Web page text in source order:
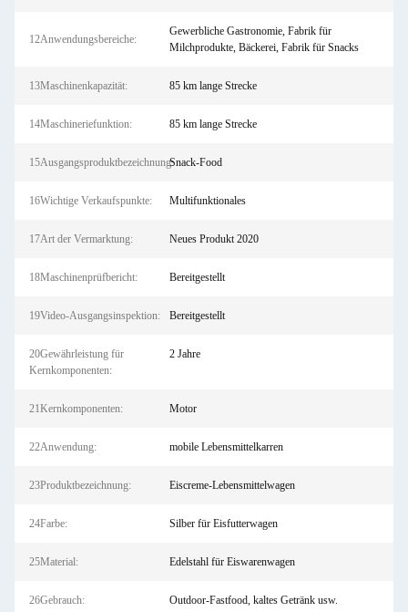
12Anwendungsbereiche:
Gewerbliche Gastronomie, Fabrik für
Milchprodukte, Bäckerei, Fabrik für Snacks
13Maschinenkapazität: 85 km lange Strecke
14Maschineriefunktion: 85 km lange Strecke
15Ausgangsproduktbezeichnung:Snack-Food
16Wichtige Verkaufspunkte: Multifunktionales
17Art der Vermarktung: Neues Produkt 2020
18Maschinenprüfbericht: Bereitgestellt
19Video-Ausgangsinspektion: Bereitgestellt
20Gewährleistung für
Kernkomponenten:
2 Jahre
21Kernkomponenten: Motor
22Anwendung: mobile Lebensmittelkarren
23Produktbezeichnung: Eiscreme-Lebensmittelwagen
24Farbe: Silber für Eisfutterwagen
25Material: Edelstahl für Eiswarenwagen
26Gebrauch: Outdoor-Fastfood, kaltes Getränk usw.